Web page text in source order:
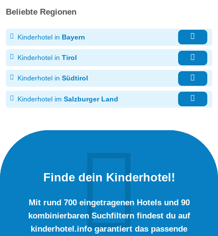
Beliebte Regionen
Kinderhotel in Bayern
Kinderhotel in Tirol
Kinderhotel in Südtirol
Kinderhotel im Salzburger Land
Finde dein Kinderhotel!
Mit rund 700 eingetragenen Hotels und 90
kombinierbaren Suchfiltern findest du auf
kinderhotel.info garantiert das passende